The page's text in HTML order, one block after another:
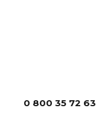
0 800 35 72 63